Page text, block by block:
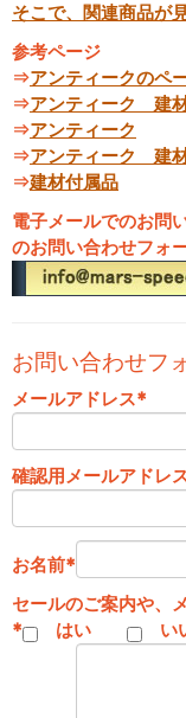
そこで、関連商品が
参考ページ
⇒アンティークのペ
⇒アンティーク 建
⇒アンティーク
⇒アンティーク 建
⇒建材付属品
電子メールでのお問
のお問い合わせフォ
お問い合わせフ
メールアドレス*
確認用メールアドレ
お名前*
セールのご案内や、
*
はい い